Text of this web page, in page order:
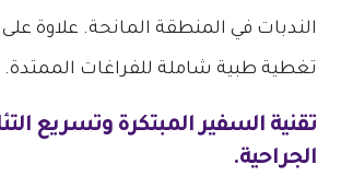
الندبات في المنطقة المانحة. علاوة على
تغطية طبية شاملة للفراغات الممتدة.
تقنية السفير المبتكرة وتسريع
الجراحية.